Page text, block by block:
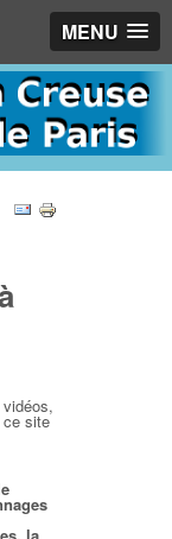
MENU
ce site
la